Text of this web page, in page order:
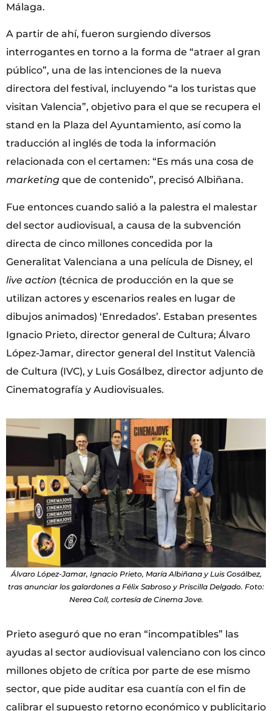
Málaga.
A partir de ahí, fueron surgiendo diversos
interrogantes en torno a la forma de “atraer al gran
público”, una de las intenciones de la nueva
directora del festival, incluyendo “a los turistas que
visitan Valencia”, objetivo para el que se recupera el
stand en la Plaza del Ayuntamiento, así como la
traducción al inglés de toda la información
relacionada con el certamen: “Es más una cosa de
marketing que de contenido”, precisó Albiñana.
Fue entonces cuando salió a la palestra el malestar
del sector audiovisual, a causa de la subvención
directa de cinco millones concedida por la
Generalitat Valenciana a una película de Disney, el
live action (técnica de producción en la que se
utilizan actores y escenarios reales en lugar de
dibujos animados) ‘Enredados’. Estaban presentes
Ignacio Prieto, director general de Cultura; Álvaro
López-Jamar, director general del Institut Valencià
de Cultura (IVC), y Luis Gosálbez, director adjunto de
Cinematografía y Audiovisuales.
Álvaro López-Jamar, Ignacio Prieto, María Albiñana y Luis Gosálbez,
tras anunciar los galardones a Félix Sabroso y Priscilla Delgado. Foto:
Nerea Coll, cortesía de Cinema Jove.
Prieto aseguró que no eran “incompatibles” las
ayudas al sector audiovisual valenciano con los cinco
millones objeto de crítica por parte de ese mismo
sector, que pide auditar esa cuantía con el fin de
calibrar el supuesto retorno económico y publicitario